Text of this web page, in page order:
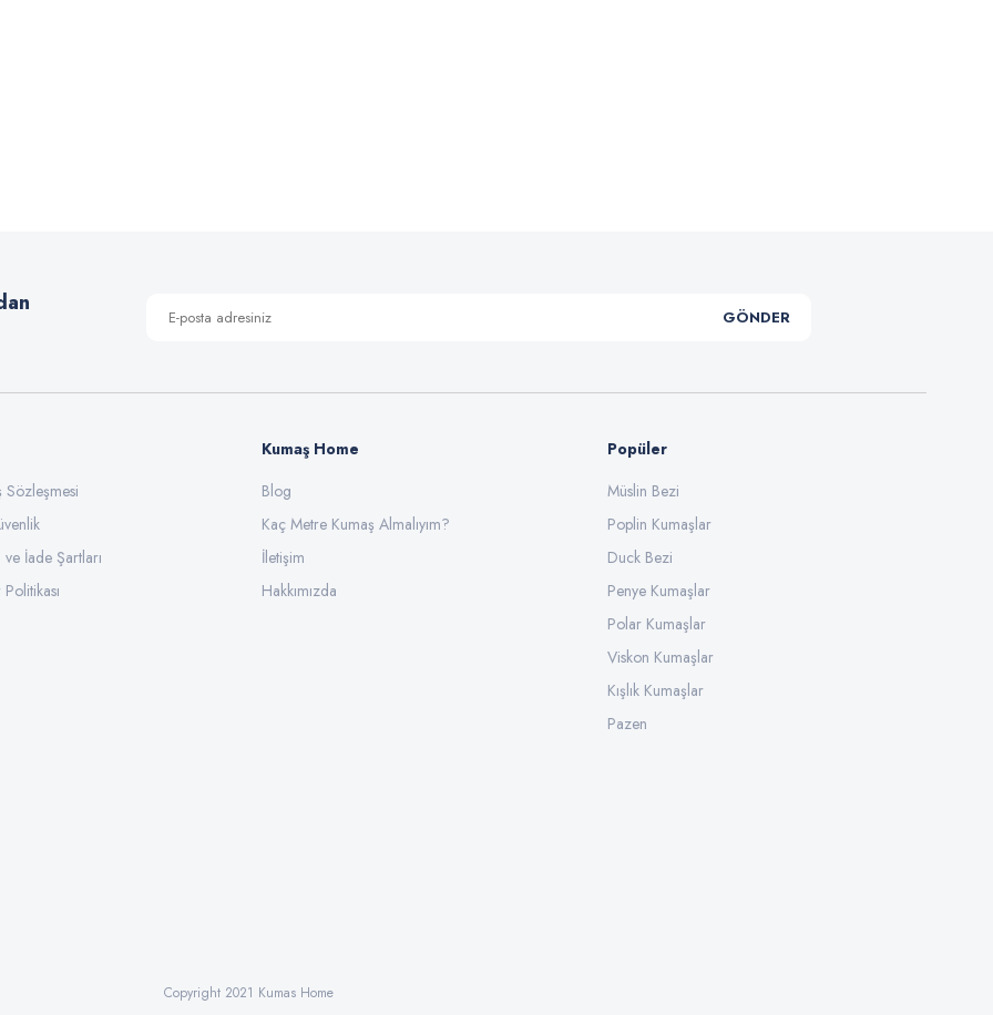
Gönder
GÖNDER
Sözleşmesi
İade Şartları
Kumaş Home
Blog
Kaç Metre Kumaş Almalıyım?
İletişim
Hakkımızda
Popüler
Müslin Bezi
Poplin Kumaşlar
Duck Bezi
Penye Kumaşlar
Polar Kumaşlar
Viskon Kumaşlar
Kışlık Kumaşlar
Pazen
Copyright 2021 Kumas Home